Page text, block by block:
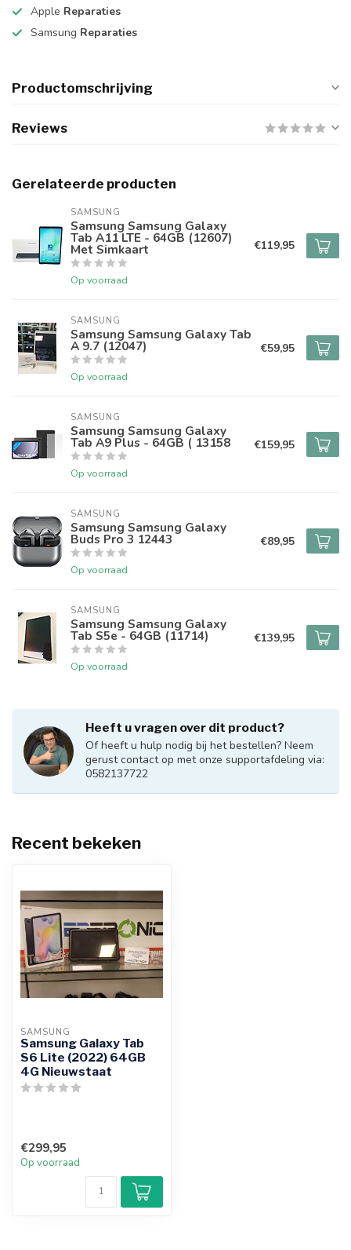
Apple Reparaties
Samsung Reparaties
Productomschrijving
Reviews
Gerelateerde producten
SAMSUNG
Samsung Samsung Galaxy
Tab A11 LTE - 64GB (12607)
Met Simkaart
Op voorraad
€119,95
SAMSUNG
Samsung Samsung Galaxy Tab
A 9.7 (12047)
Op voorraad
€59,95
SAMSUNG
Samsung Samsung Galaxy
Tab A9 Plus - 64GB ( 13158
Op voorraad
€159,95
SAMSUNG
Samsung Samsung Galaxy
Buds Pro 3 12443
Op voorraad
€89,95
SAMSUNG
Samsung Samsung Galaxy
Tab S5e - 64GB (11714)
Op voorraad
€139,95
Heeft u vragen over dit product?
Of heeft u hulp nodig bij het bestellen? Neem
gerust contact op met onze supportafdeling via:
0582137722
Recent bekeken
SAMSUNG
Samsung Galaxy Tab
S6 Lite (2022) 64GB
4G Nieuwstaat
€299,95
Op voorraad